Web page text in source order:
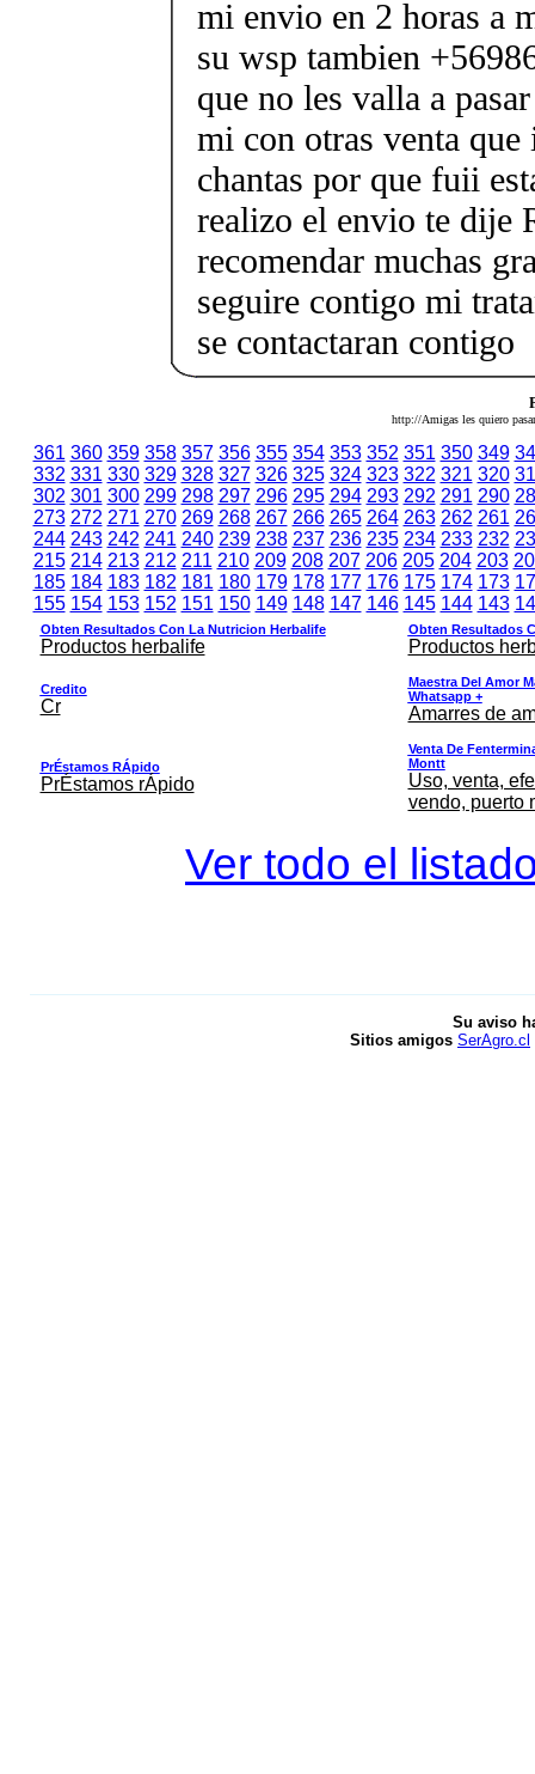
mi envio en 2 horas a
su wsp tambien
que no les valla a
mi con otras venta que
chantas por que fuii
realizo el envio te dije
recomendar muchas
seguire contigo mi
se contactaran contigo
http://Amigas les quiero
361 360 359 358 357 356 355 354 353 352 351 350 349
332 331 330 329 328 327 326 325 324 323 322 321 320
302 301 300 299 298 297 296 295 294 293 292 291 290
273 272 271 270 269 268 267 266 265 264 263 262 261
244 243 242 241 240 239 238 237 236 235 234 233 232
215 214 213 212 211 210 209 208 207 206 205 204 203
185 184 183 182 181 180 179 178 177 176 175 174 173
155 154 153 152 151 150 149 148 147 146 145 144 143
Obten Resultados Con La Nutricion Herbalife
Productos herbalife
Obten Resultados
Productos
Credito
Cr
Maestra Del Amor
Whatsapp +
Amarres de
PrÉstamos RÁpido
PrÉstamos rÁpido
Venta De
Montt
Uso, venta,
vendo, puerto
Ver todo el
Su aviso
Sitios amigos SerAgro.cl